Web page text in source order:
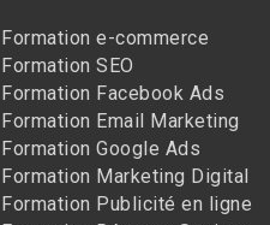
Formation e-commerce
Formation SEO
Formation Facebook Ads
Formation Email Marketing
Formation Google Ads
Formation Marketing Digital
Formation Publicité en ligne